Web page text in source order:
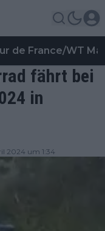
de France/WT
fährt bei
in
2024 um 1:34